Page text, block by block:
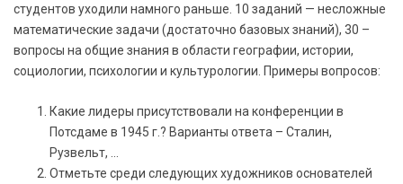
студентов уходили намного раньше. 10 заданий — несложные
математические задачи (достаточно базовых знаний), 30 –
вопросы на общие знания в области географии, истории,
социологии, психологии и культурологии. Примеры вопросов:
Какие лидеры присутствовали на конференции в
Потсдаме в 1945 г.? Варианты ответа – Сталин,
Рузвельт, …
Отметьте среди следующих художников основателей